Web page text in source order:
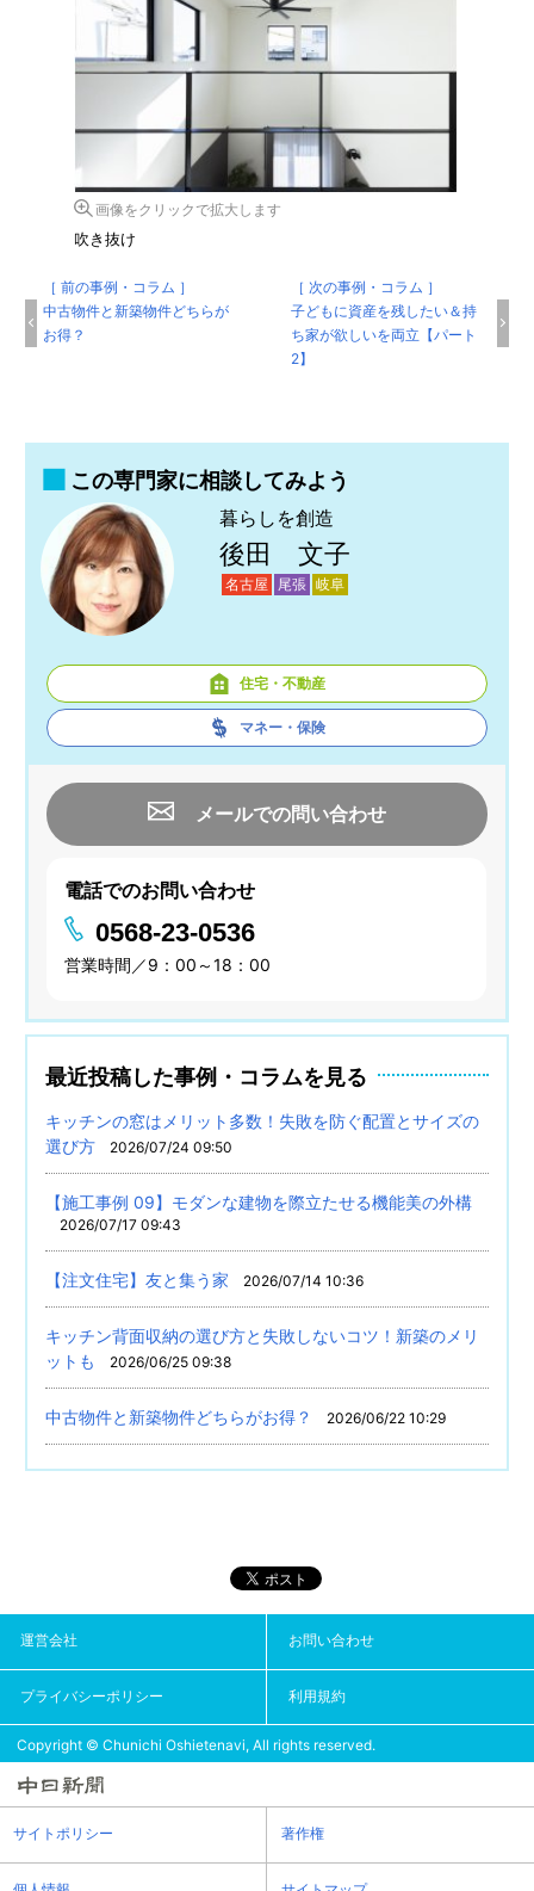
画像をクリックで拡大します
吹き抜け
［ 前の事例・コラム ］
中古物件と新築物件どちらが
お得？
［ 次の事例・コラム ］
子どもに資産を残したい＆持
ち家が欲しいを両立【パート
2】
この専門家に相談してみよう
暮らしを創造
後田 文子
名古屋 尾張 岐阜
住宅・不動産
マネー・保険
メールでの問い合わせ
電話でのお問い合わせ
0568-23-0536
営業時間／9：00～18：00
最近投稿した事例・コラムを見る
キッチンの窓はメリット多数！失敗を防ぐ配置とサイズの
選び方
2026/07/24 09:50
【施工事例 09】モダンな建物を際立たせる機能美の外構
2026/07/17 09:43
【注文住宅】友と集う家 2026/07/14 10:36
キッチン背面収納の選び方と失敗しないコツ！新築のメリ
ットも
2026/06/25 09:38
中古物件と新築物件どちらがお得？ 2026/06/22 10:29
運営会社 お問い合わせ
プライバシーポリシー 利用規約
Copyright © Chunichi Oshietenavi, All rights reserved.
サイトポリシー 著作権